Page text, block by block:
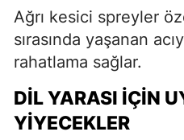
Ağrı kesici spreyler
sırasında yaşanan
rahatlama sağlar.
DIL YARASI İÇIN
YIYECEKLER